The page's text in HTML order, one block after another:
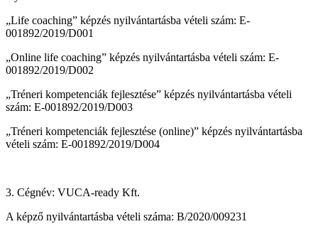
„Life coaching” képzés nyilvántartásba vételi szám: E-
001892/2019/D001
„Online life coaching” képzés nyilvántartásba vételi szám: E-
001892/2019/D002
„Tréneri kompetenciák fejlesztése” képzés nyilvántartásba vételi
szám: E-001892/2019/D003
„Tréneri kompetenciák fejlesztése (online)” képzés nyilvántartásba
vételi szám: E-001892/2019/D004
3. Cégnév: VUCA-ready Kft.
A képző nyilvántartásba vételi száma: B/2020/009231